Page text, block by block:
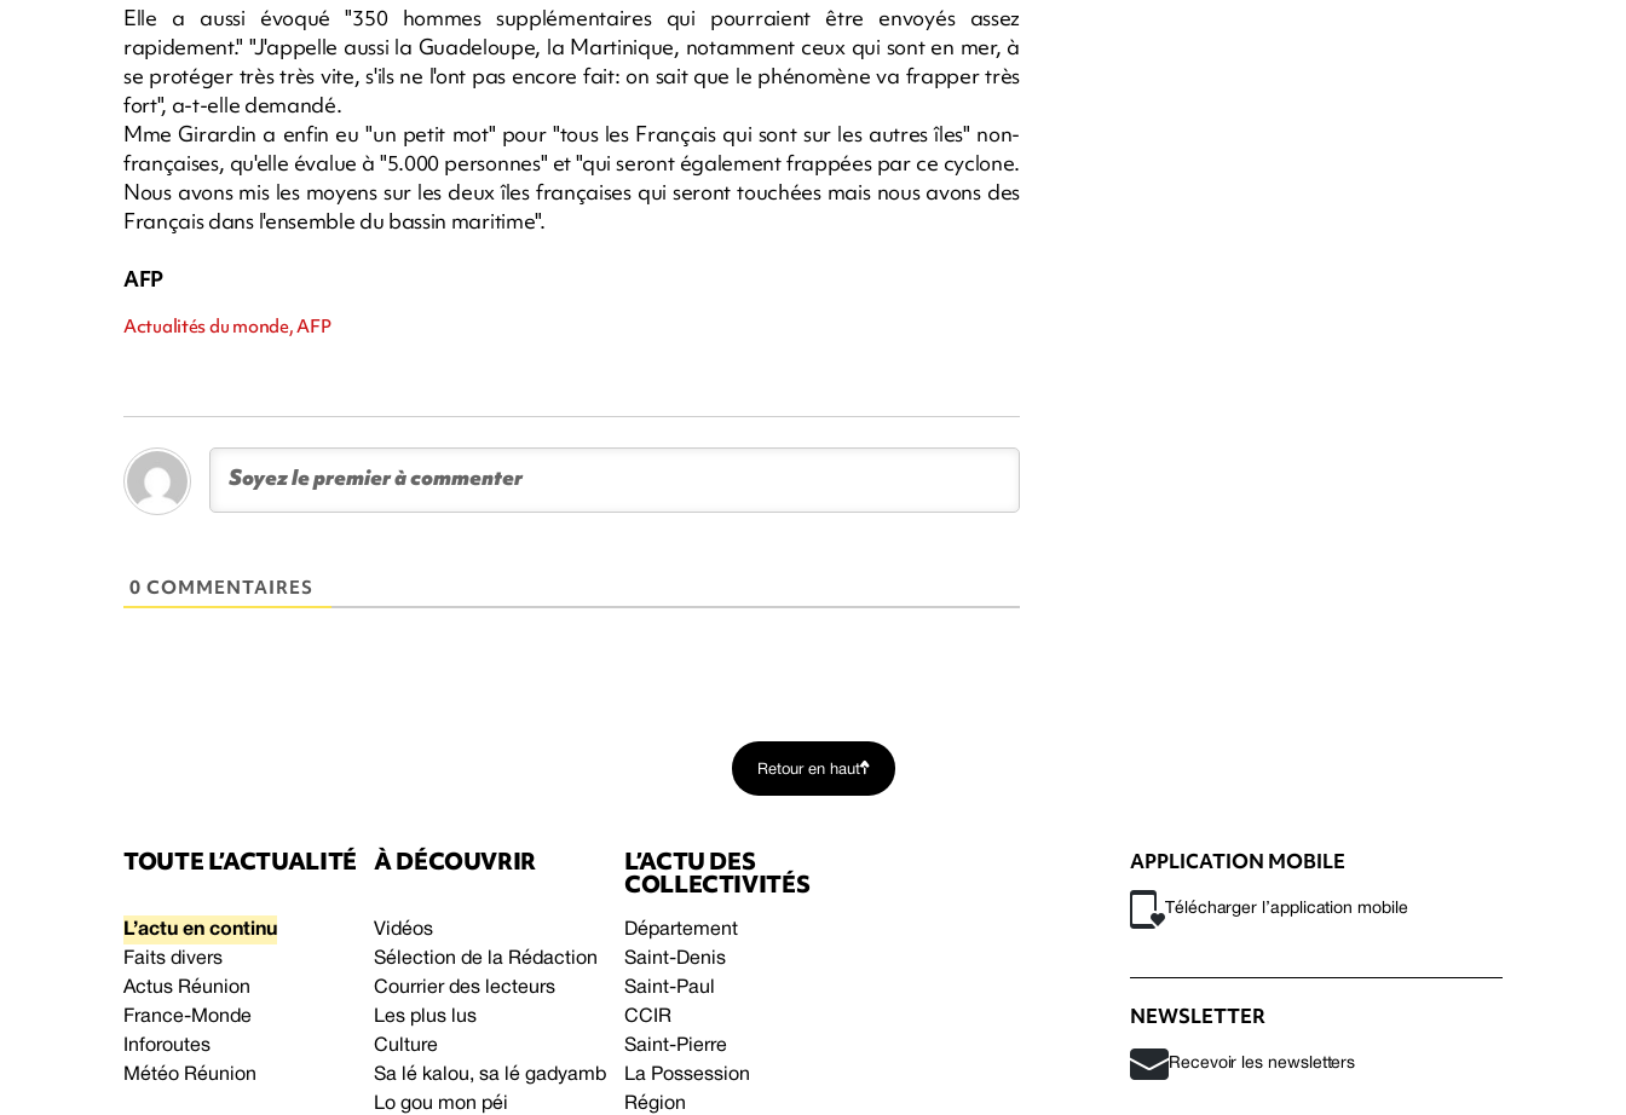
Elle a aussi évoqué "350 hommes supplémentaires qui pourraient être envoyés assez
rapidement." "J'appelle aussi la Guadeloupe, la Martinique, notamment ceux qui sont en mer, à
se protéger très très vite, s'ils ne l'ont pas encore fait: on sait que le phénomène va frapper très
fort", a-t-elle demandé.
Mme Girardin a enfin eu "un petit mot" pour "tous les Français qui sont sur les autres îles" non-
françaises, qu'elle évalue à "5.000 personnes" et "qui seront également frappées par ce cyclone.
Nous avons mis les moyens sur les deux îles françaises qui seront touchées mais nous avons des
Français dans l'ensemble du bassin maritime".
AFP
Actualités du monde, AFP
0 COMMENTAIRES
Retour en haut
TOUTE L’ACTUALITÉ
L’actu en continu
Faits divers
Actus Réunion
France-Monde
Inforoutes
Météo Réunion
À DÉCOUVRIR
Vidéos
Sélection de la Rédaction
Courrier des lecteurs
Les plus lus
Culture
Sa lé kalou, sa lé gadyamb
Lo gou mon péi
L’ACTU DES
COLLECTIVITÉS
Département
Saint-Denis
Saint-Paul
CCIR
Saint-Pierre
La Possession
Région
APPLICATION MOBILE
Télécharger l’application mobile
NEWSLETTER
Recevoir les newsletters